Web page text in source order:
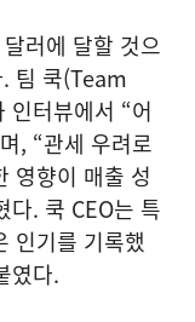
러에 달할 것으
팀 쿡(Team
인터뷰에서 “어
, “관세 우려로
영향이 매출 성
다. 쿡 CEO는 특
인기를 기록했
였다.